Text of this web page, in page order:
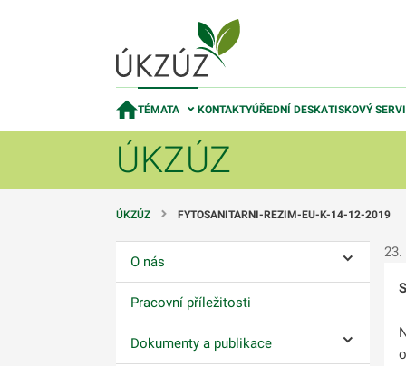
TÉMATA KONTAKTYÚŘEDNÍ DESKATISKOVÝ
ÚKZÚZ
ÚKZÚZ FYTOSANITARNI-REZIM-EU-K-14-12-2019
O nás
Pracovní příležitosti
Dokumenty a publikace Ovládání
23.